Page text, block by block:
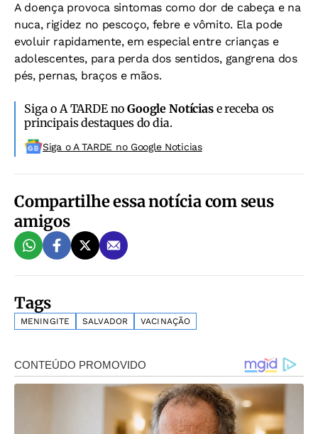
A doença provoca sintomas como dor de cabeça e na
nuca, rigidez no pescoço, febre e vômito. Ela pode
evoluir rapidamente, em especial entre crianças e
adolescentes, para perda dos sentidos, gangrena dos
pés, pernas, braços e mãos.
Siga o A TARDE noGoogle Notíciase receba os
principais destaques do dia.
Siga o A TARDE no Google Noticias
Compartilhe essa notícia com seus
amigos
Tags
MENINGITE SALVADOR VACINAÇÃO